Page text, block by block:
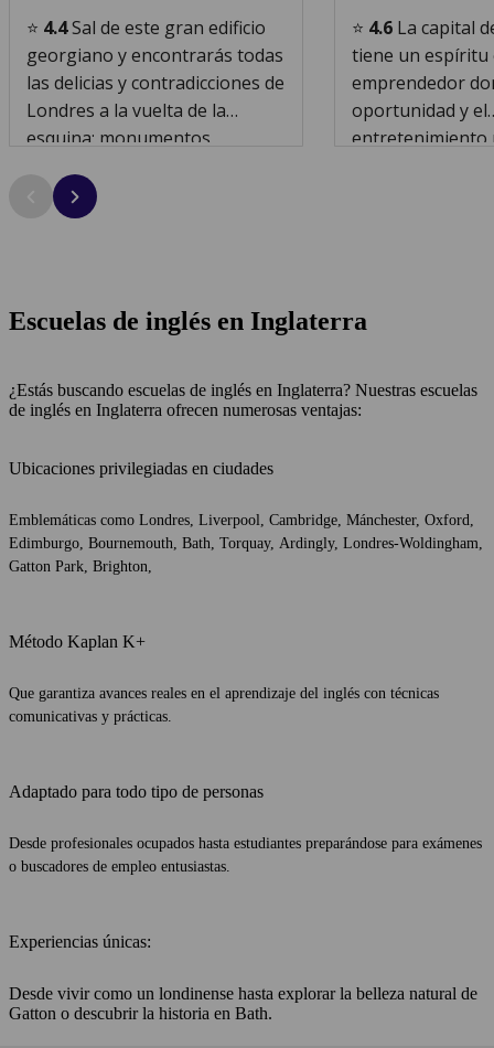
⭐ 4.4Sal de este gran edificio
georgiano y encontrarás todas
las delicias y contradicciones de
Londres a la vuelta de la
esquina: monumentos
relucientes, boutiques de moda
emergentes y museos
empedradas del famoso
Garden también están a solo
unos minutos.
⭐ 4.6 La capital
tiene un espíritu
emprendedor
oportunidad y el
entretenimiento
riqueza cultural
ubicada en el
Londres,
disfrutar de una
asistir a un
Escuelas de inglés en Inglaterra
¿Estás buscando escuelas de inglés en Inglaterra? Nuestras escuelas
de inglés en Inglaterra ofrecen numerosas ventajas:
Ubicaciones privilegiadas en ciudades
Emblemáticas como Londres, Liverpool, Cambridge, Mánchester, Oxford,
Edimburgo, Bournemouth, Bath, Torquay, Ardingly, Londres-Woldingham,
Gatton Park, Brighton,
Método Kaplan K+
Que garantiza avances reales en el aprendizaje del inglés con técnicas
comunicativas y prácticas.
Adaptado para todo tipo de personas
Desde profesionales ocupados hasta estudiantes preparándose para exámenes
o buscadores de empleo entusiastas.
Experiencias únicas:
Desde vivir como un londinense hasta explorar la belleza natural de
Gatton o descubrir la historia en Bath.